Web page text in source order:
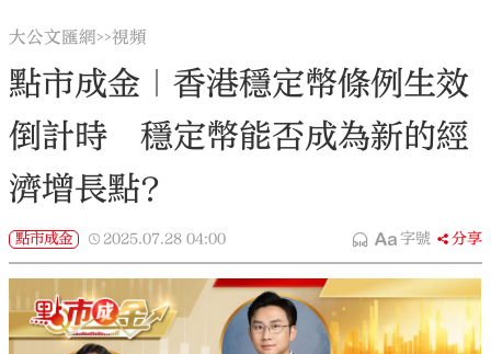
大公文匯網>>視頻
點市成金｜香港穩定幣條例生效
倒計時 穩定幣能否成為新的經
濟增長點？
點市成金 2025.07.28 04:00 字號 分享